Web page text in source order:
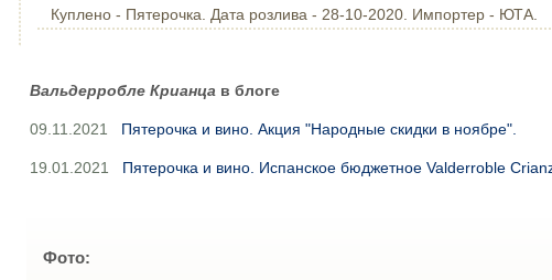
Куплено - Пятерочка. Дата розлива - 28-10-2020. Импортер - ЮТА.
Вальдерробле Крианца в блоге
09.11.2021 Пятерочка и вино. Акция "Народные скидки в ноябре".
19.01.2021 Пятерочка и вино. Испанское бюджетное Valderroble
Фото: